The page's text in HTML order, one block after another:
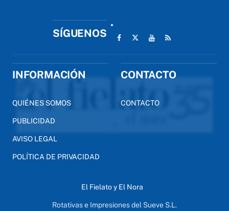
SÍGUENOS
INFORMACIÓN
QUIÉNES SOMOS
PUBLICIDAD
AVISO LEGAL
POLÍTICA DE PRIVACIDAD
CONTACTO
CONTACTO
El Fielato y El Nora
Rotativas e Impresiones del Sueve S.L.